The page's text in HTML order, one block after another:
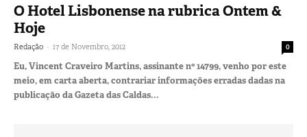
O Hotel Lisbonense na rubrica Ontem &
Hoje
Redação - 17 de Novembro, 2012 0
Eu, Vincent Craveiro Martins, assinante nº 14799, venho por este
meio, em carta aberta, contrariar informações erradas dadas na
publicação da Gazeta das Caldas...